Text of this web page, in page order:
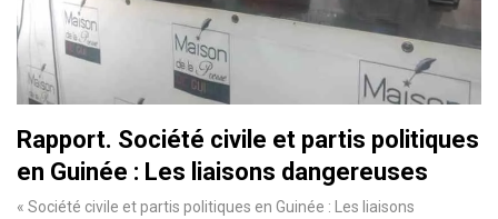
Rapport. Société civile et partis politiques
en Guinée : Les liaisons dangereuses
« Société civile et partis politiques en Guinée : Les liaisons